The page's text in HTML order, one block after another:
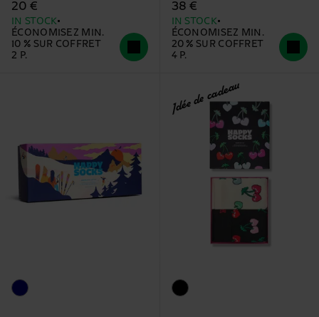
20 €
IN STOCK
ÉCONOMISEZ MIN.
10 % SUR COFFRET
2 P.
38 €
IN STOCK
ÉCONOMISEZ MIN.
20 % SUR COFFRET
4 P.
Idée de cadeau